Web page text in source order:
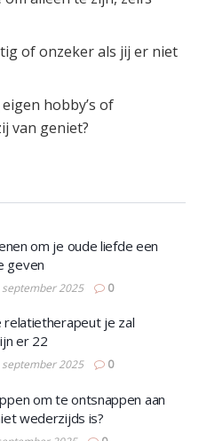
of onzeker als jij er niet
hobby’s of
van geniet?
om je oude liefde een
geven
september 2025 0
relatietherapeut je zal
er 22
september 2025 0
om te ontsnappen aan
wederzijds is?